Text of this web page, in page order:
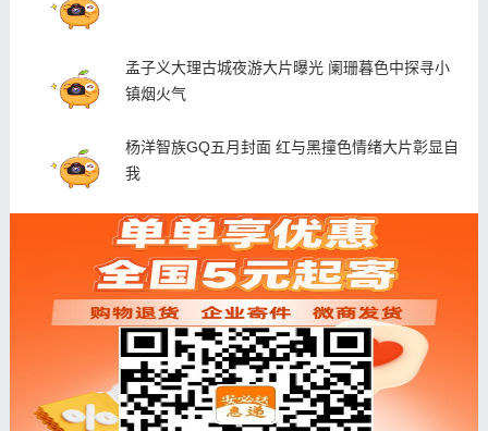
孟子义大理古城夜游大片曝光 阑珊暮色中探寻小
镇烟火气
杨洋智族GQ五月封面 红与黑撞色情绪大片彰显自
我